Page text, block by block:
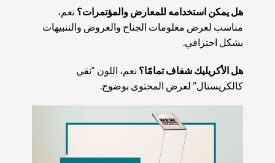
هل يمكن استخدامه للمعارض والمؤتمرات؟ نعم،
مناسب لعرض معلومات الجناح والعروض والتنبيهات
بشكل احترافي.
هل الأكريليك شفاف تمامًا؟ نعم، اللون “نقي
كالكريستال” لعرض المحتوى بوضوح.